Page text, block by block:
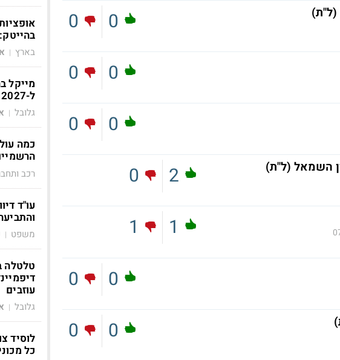
0
0
0
0
0
0
השמאל (ל"ת) 2
0
1
1
0
0
0
0
בארץ |
מייקל
ל-2027 ומזהיר: השוק קרוב לשיא ולנפ
גלובל |
כמה
רכב
משפט |
עוזבים
גלובל |
כל